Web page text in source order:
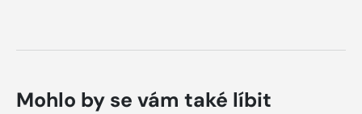
Mohlo by se vám také líbit